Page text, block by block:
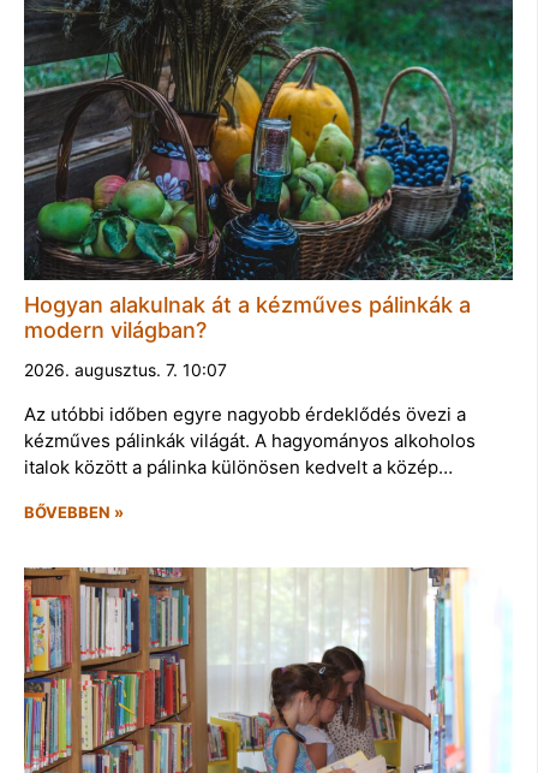
Hogyan alakulnak át a kézműves pálinkák a
modern világban?
2026. augusztus. 7. 10:07
Az utóbbi időben egyre nagyobb érdeklődés övezi a
kézműves pálinkák világát. A hagyományos alkoholos
italok között a pálinka különösen kedvelt a közép…
BŐVEBBEN »